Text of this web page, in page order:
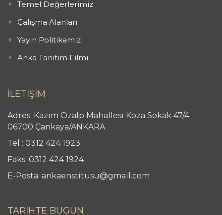
Temel Değerlerimiz
Çalışma Alanları
Yayın Politikamız
Anka Tanıtım Filmi
İLETİŞİM
Adres: Kazım Özalp Mahallesi Koza Sokak 47/4
06700 Çankaya/ANKARA
Tel : 0312 424 1923
Faks: 0312 424 1924
E-Posta: ankaenstitusu@gmail.com
TARİHTE BUGÜN